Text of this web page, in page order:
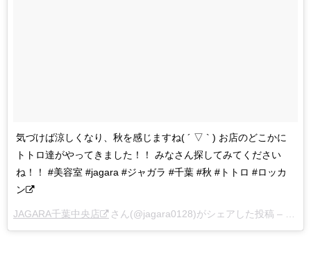
気づけば涼しくなり、秋を感じますね( ´ ▽ ` ) お店のどこかに
トトロ達がやってきました！！ みなさん探してみてください
ね！！ #美容室 #jagara #ジャガラ #千葉 #秋 #トトロ #ロッカ
ン
JAGARA千葉中央店 さん(@jagara0128)がシェアした投稿 –